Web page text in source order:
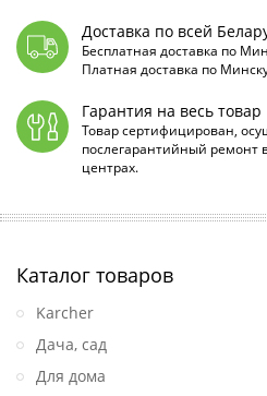
Доставка по всей
Бесплатная доставка по
Платная доставка по
Гарантия на весь товар
Товар сертифицирован,
послегарантийный ремонт
центрах.
Каталог товаров
Karcher
Дача, сад
Для дома